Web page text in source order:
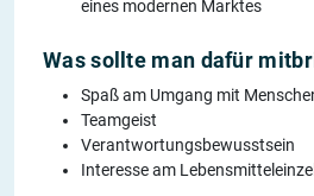
eines modernen Marktes
Was sollte man dafür
Spaß am Umgang mit
Teamgeist
Verantwortungsbewusstsein
Interesse am